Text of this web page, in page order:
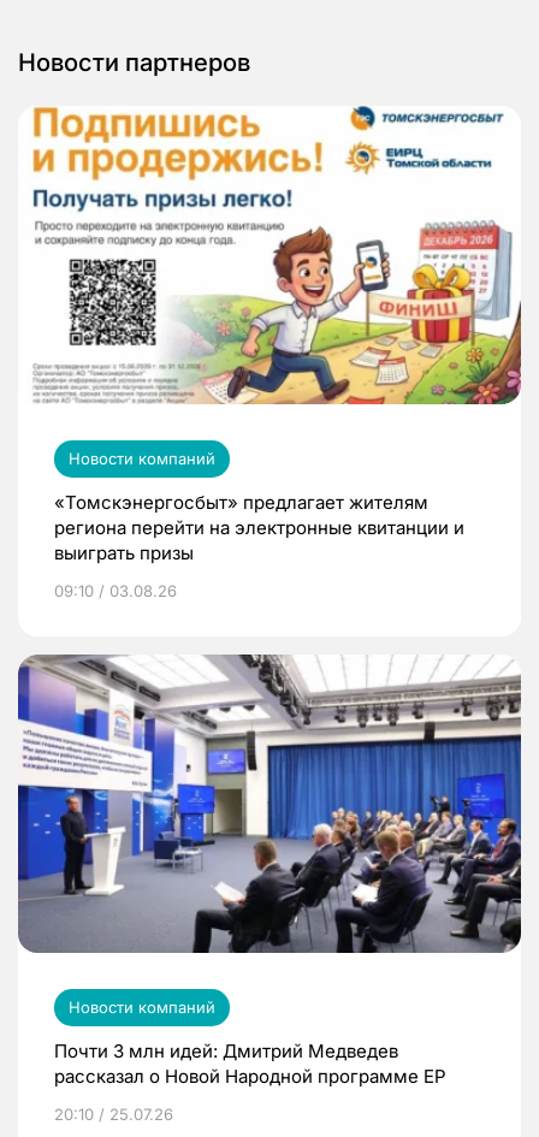
Новости партнеров
Новости компаний
«Томскэнергосбыт» предлагает жителям
региона перейти на электронные квитанции и
выиграть призы
09:10 / 03.08.26
Новости компаний
Почти 3 млн идей: Дмитрий Медведев
рассказал о Новой Народной программе ЕР
20:10 / 25.07.26